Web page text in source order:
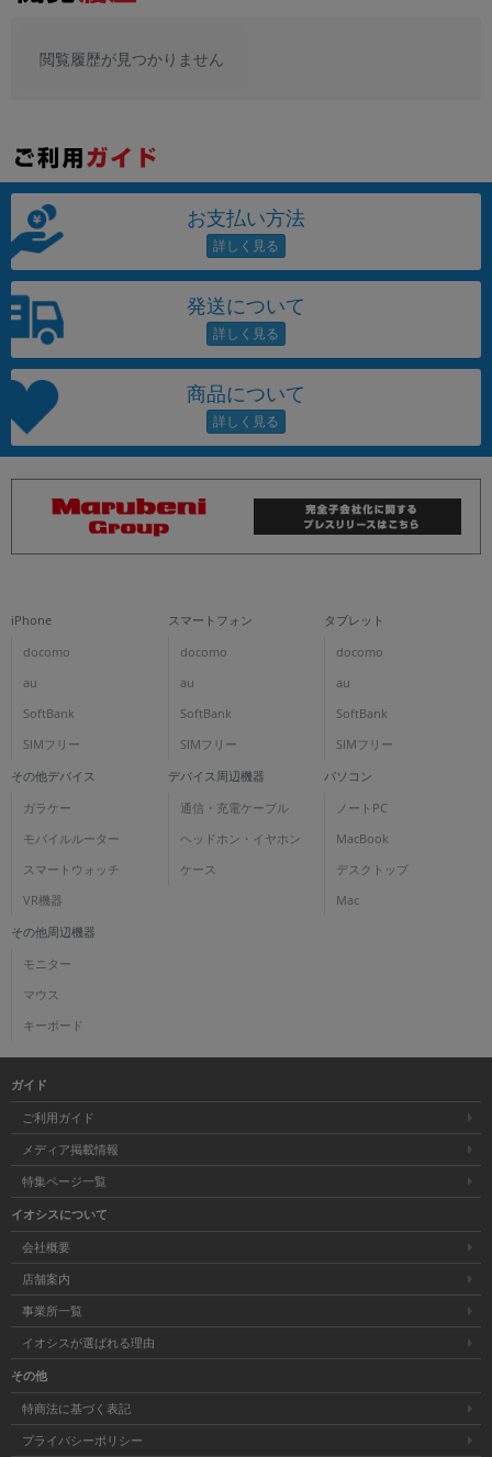
閲覧履歴が見つかりません
お支払い方法
発送について
商品について
iPhone
docomo
au
SoftBank
SIMフリー
スマートフォン
docomo
au
SoftBank
SIMフリー
タブレット
docomo
au
SoftBank
SIMフリー
その他デバイス
ガラケー
モバイルルーター
スマートウォッチ
VR機器
デバイス周辺機器
通信・充電ケーブル
ヘッドホン・イヤホン
ケース
パソコン
ノートPC
MacBook
デスクトップ
Mac
その他周辺機器
モニター
マウス
キーボード
ガイド
ご利用ガイド
メディア掲載情報
特集ページ一覧
イオシスについて
会社概要
店舗案内
事業所一覧
イオシスが選ばれる理由
その他
特商法に基づく表記
プライバシーポリシー